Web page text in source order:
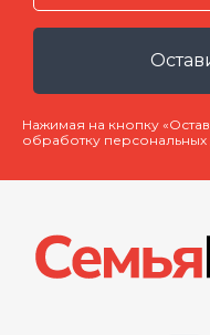
Нажимая на кнопку
обработку персональных